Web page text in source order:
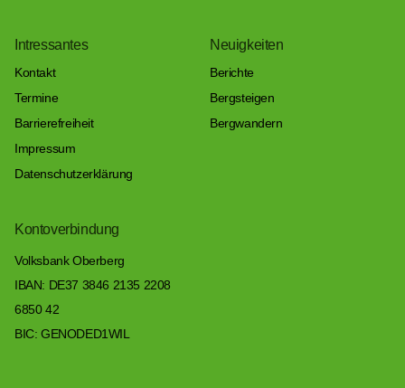
Intressantes
Kontakt
Termine
Barrierefreiheit
Impressum
Datenschutzerklärung
Neuigkeiten
Berichte
Bergsteigen
Bergwandern
Kontoverbindung
Volksbank Oberberg
IBAN: DE37 3846 2135 2208
6850 42
BIC: GENODED1WIL